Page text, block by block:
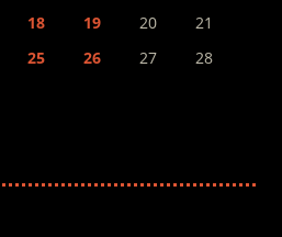
18 19 20
21
25 26 27
28